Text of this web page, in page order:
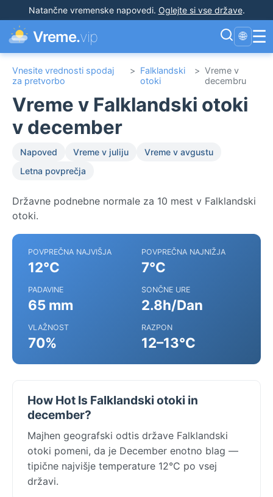
Natančne vremenske napovedi. Oglejte si vse države.
Vreme.vip 🌐 ☰
Vnesite vrednosti spodaj
za pretvorbo
> Falklandski
otoki
> Vreme v
decembru
Vreme v Falklandski otoki
v december
Napoved Vreme v juliju
Vreme v avgustu
Letna povprečja
Državne podnebne normale za 10 mest v Falklandski
otoki.
POVPREČNA NAJVIŠJA
12°C
POVPREČNA NAJNIŽJA
7°C
PADAVINE
65 mm
SONČNE URE
2.8h/Dan
VLAŽNOST
70%
RAZPON
12–13°C
How Hot Is Falklandski otoki in
december?
Majhen geografski odtis države Falklandski
otoki pomeni, da je December enotno blag —
tipične najvišje temperature 12°C po vsej
državi.